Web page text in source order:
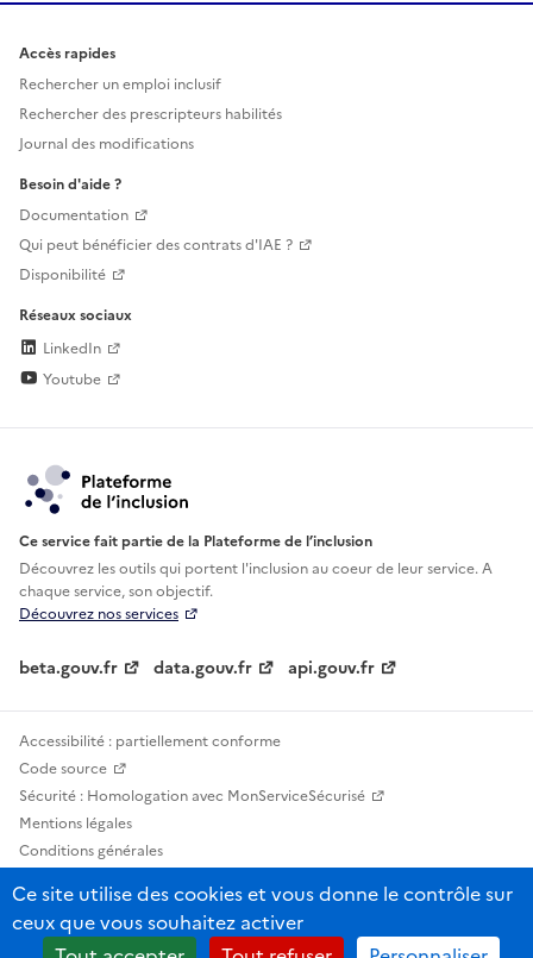
Accès rapides
Rechercher un emploi inclusif
Rechercher des prescripteurs habilités
Journal des modifications
Besoin d'aide ?
Documentation
Qui peut bénéficier des contrats d'IAE ?
Disponibilité
Réseaux sociaux
LinkedIn
Youtube
Ce service fait partie de la Plateforme de l’inclusion
Découvrez les outils qui portent l'inclusion aucoeur de leur service. A
chaque service, son objectif.
Découvrez nos services
beta.gouv.fr data.gouv.fr api.gouv.fr
Accessibilité : partiellement conforme
Code source
Sécurité : Homologation avec MonServiceSécurisé
Mentions légales
Conditions générales
Statistiques, lexiques et indicateurs
Sauf mention contraire, tous les contenus de ce site sont sous licence
Ce site utilise des cookies et vous donne le contrôle sur
ceux que vous souhaitez activer